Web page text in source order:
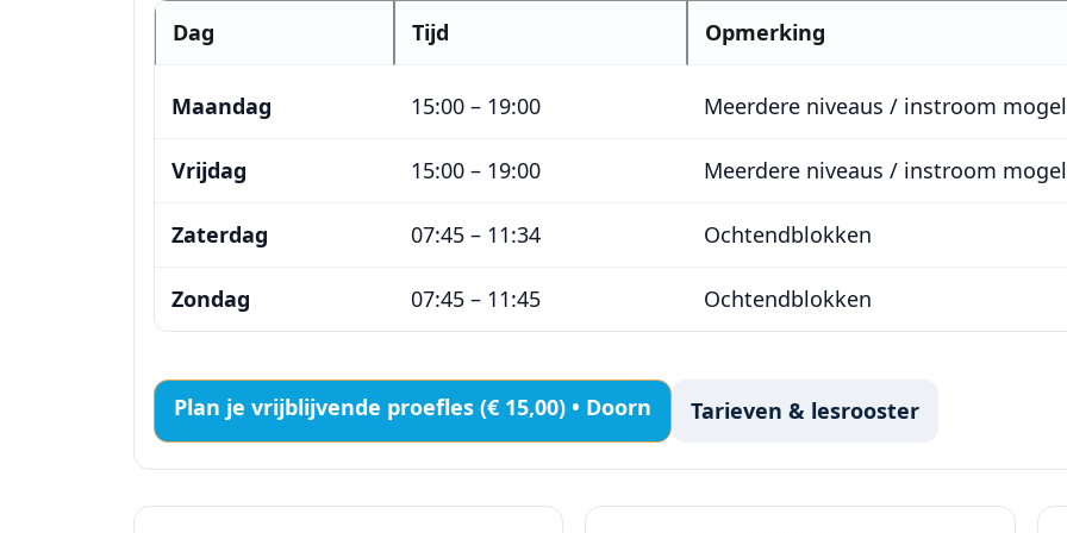
Kortom een fijne en veilige
zwemschool voor kind en
Dag Tijd Opmerking
Maandag 15:00 – 19:00 Meerdere niveaus / instroom
Vrijdag 15:00 – 19:00 Meerdere niveaus / instroom
Zaterdag 07:45 – 11:34 Ochtendblokken
Zondag 07:45 – 11:45 Ochtendblokken
Plan je vrijblijvende proefles (€ 15,00) • Doorn Tarieven & lesrooster